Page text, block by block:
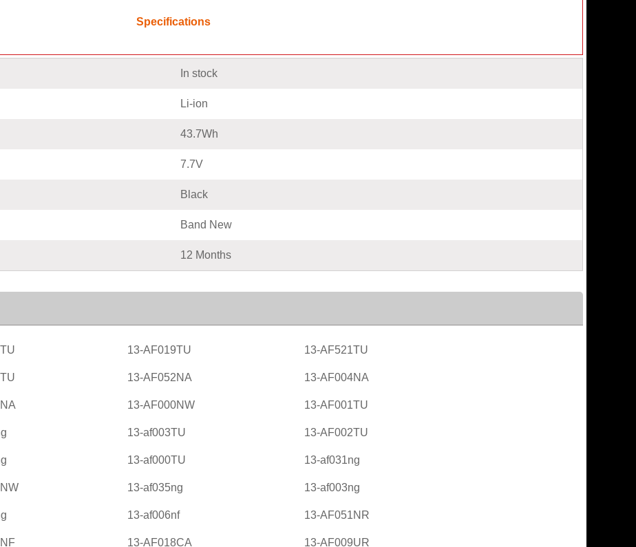
Specifications
In stock
Li-ion
43.7Wh
7.7V
Black
Band New
12 Months
13-AF019TU 13-AF521TU
13-AF052NA 13-AF004NA
13-AF000NW 13-AF001TU
13-af003TU 13-AF002TU
13-af000TU 13-af031ng
13-af035ng 13-af003ng
13-af006nf 13-AF051NR
13-AF018CA 13-AF009UR